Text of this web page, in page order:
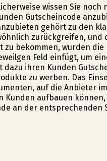
wissen Sie noch
Gutscheincode
gehört zu den
zurückgreifen, und
bekommen, wurden
Feld einfügt, um
dazu ihren Kunden
zu werben. Das
auf die Anbieter
aufbauen
an der entsprechenden